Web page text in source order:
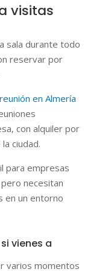
visitas
sala durante todo
reservar por
en Almería
con alquiler por
ciudad.
para empresas
necesitan
en un entorno
vienes a
varios momentos